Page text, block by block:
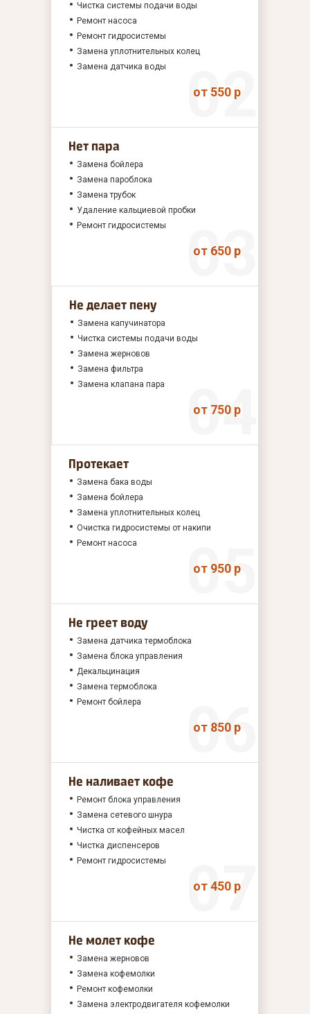
Чистка системы подачи воды
Ремонт насоса
Ремонт гидросистемы
Замена уплотнительных колец
Замена датчика воды
от 550 р
Нет пара
Замена бойлера
Замена пароблока
Замена трубок
Удаление кальциевой пробки
Ремонт гидросистемы
от 650 р
Не делает пену
Замена капучинатора
Чистка системы подачи воды
Замена жерновов
Замена фильтра
Замена клапана пара
от 750 р
Протекает
Замена бака воды
Замена бойлера
Замена уплотнительных колец
Очистка гидросистемы от накипи
Ремонт насоса
от 950 р
Не греет воду
Замена датчика термоблока
Замена блока управления
Декальцинация
Замена термоблока
Ремонт бойлера
от 850 р
Не наливает кофе
Ремонт блока управления
Замена сетевого шнура
Чистка от кофейных масел
Чистка диспенсеров
Ремонт гидросистемы
от 450 р
Не молет кофе
Замена жерновов
Замена кофемолки
Ремонт кофемолки
Замена электродвигателя кофемолки